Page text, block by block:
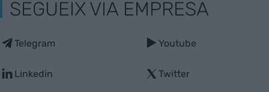
SEGUEIX VIA EMPRESA
Telegram
Linkedin
Youtube
Twitter